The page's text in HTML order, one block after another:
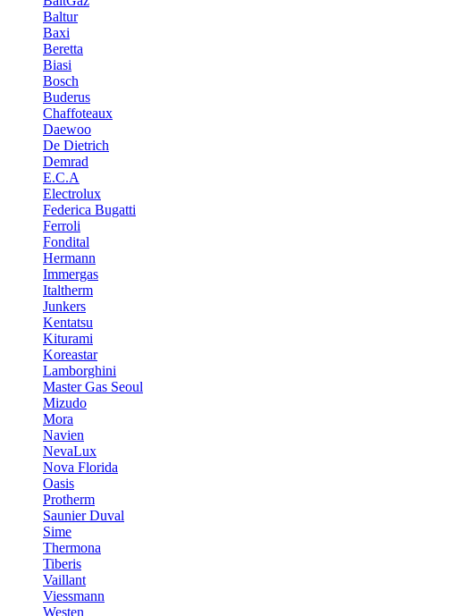
Baltur
Baxi
Beretta
Biasi
Bosch
Buderus
Chaffoteaux
Daewoo
De Dietrich
Demrad
E.C.A
Electrolux
Federica Bugatti
Ferroli
Fondital
Hermann
Immergas
Italtherm
Junkers
Kentatsu
Kiturami
Koreastar
Lamborghini
Master Gas Seoul
Mizudo
Mora
Navien
NevaLux
Nova Florida
Oasis
Protherm
Saunier Duval
Sime
Thermona
Tiberis
Vaillant
Viessmann
Westen